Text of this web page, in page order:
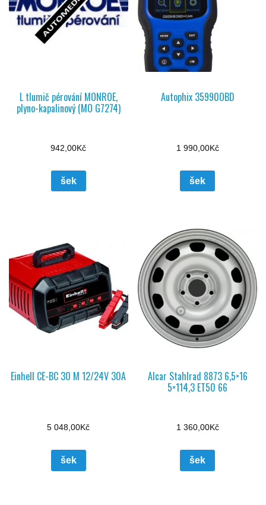
L tlumič pérování MONROE,
plyno-kapalinový (MO G7274)
942,00Kč
šek
Autophix 35990OBD
1 990,00Kč
šek
Einhell CE-BC 30 M 12/24V 30A
5 048,00Kč
šek
Alcar Stahlrad 8873 6,5×16
5×114,3 ET50 66
1 360,00Kč
šek